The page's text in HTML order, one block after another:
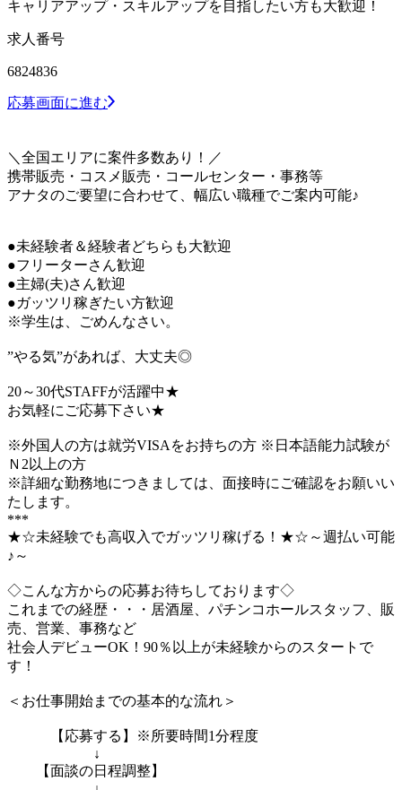
キャリアアップ・スキルアップを目指したい方も大歓迎！
求人番号
6824836
応募画面に進む
＼全国エリアに案件多数あり！／
携帯販売・コスメ販売・コールセンター・事務等
アナタのご要望に合わせて、幅広い職種でご案内可能♪
●未経験者＆経験者どちらも大歓迎
●フリーターさん歓迎
●主婦(夫)さん歓迎
●ガッツリ稼ぎたい方歓迎
※学生は、ごめんなさい。
”やる気”があれば、大丈夫◎
20～30代STAFFが活躍中★
お気軽にご応募下さい★
※外国人の方は就労VISAをお持ちの方 ※日本語能力試験が
Ｎ2以上の方
※詳細な勤務地につきましては、面接時にご確認をお願いい
たします。
***
★☆未経験でも高収入でガッツリ稼げる！★☆～週払い可能
♪～
◇こんな方からの応募お待ちしております◇
これまでの経歴・・・居酒屋、パチンコホールスタッフ、販
売、営業、事務など
社会人デビューOK！90％以上が未経験からのスタートで
す！
＜お仕事開始までの基本的な流れ＞
【応募する】※所要時間1分程度
↓
【面談の日程調整】